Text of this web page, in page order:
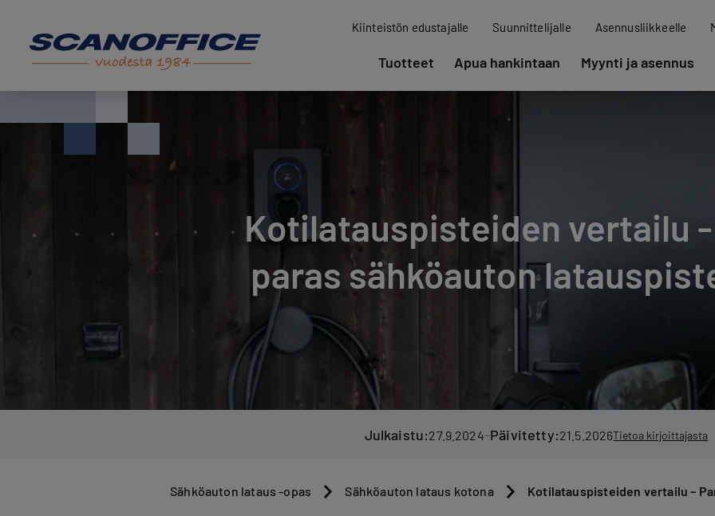
Kiinteistön edustajalle Suunnittelijalle Asennusliikkeelle
Tuotteet Apua hankintaan Myynti ja asennus
Kotilatauspisteiden vertailu
paras sähköauton
Julkaistu:27.9.2024–Päivitetty:21.5.2026Tietoa kirjoittajasta
Sähköauton lataus -opas Sähköauton lataus kotona Kotilatauspisteiden vertailu –